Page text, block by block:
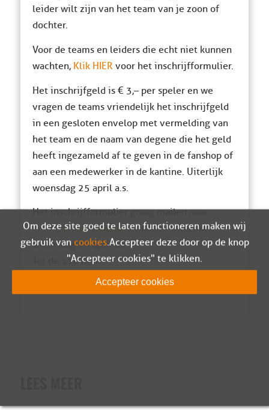
leider wilt zijn van het team van je zoon of
dochter.
Voor de teams en leiders die echt niet kunnen
wachten, Klik HIER voor het inschrijfformulier.
Het inschrijfgeld is € 3,– per speler en we
vragen de teams vriendelijk het inschrijfgeld
in een gesloten envelop met vermelding van
het team en de naam van degene die het geld
heeft ingezameld af te geven in de fanshop of
aan een medewerker in de kantine. Uiterlijk
woensdag 25 april a.s.
Het inschrijfformulier graag mailen naar
Lotte_doornekamp@hotmail.nlUiterlijk
woensdag 25 april a.s.
Tot de 11e mei.
Het organisatiecomité.
Om deze site goed te laten functioneren maken wij
gebruik van cookies. Accepteer deze door op de knop
"Accepteer cookies" te klikken.
Accepteer cookies